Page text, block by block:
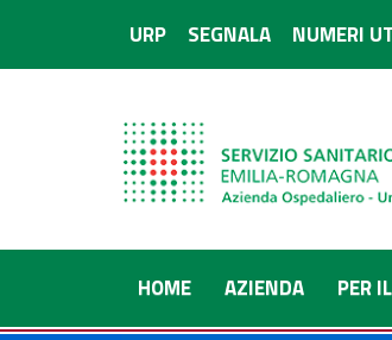
URP SEGNALA NUMERI
HOME AZIENDA PER